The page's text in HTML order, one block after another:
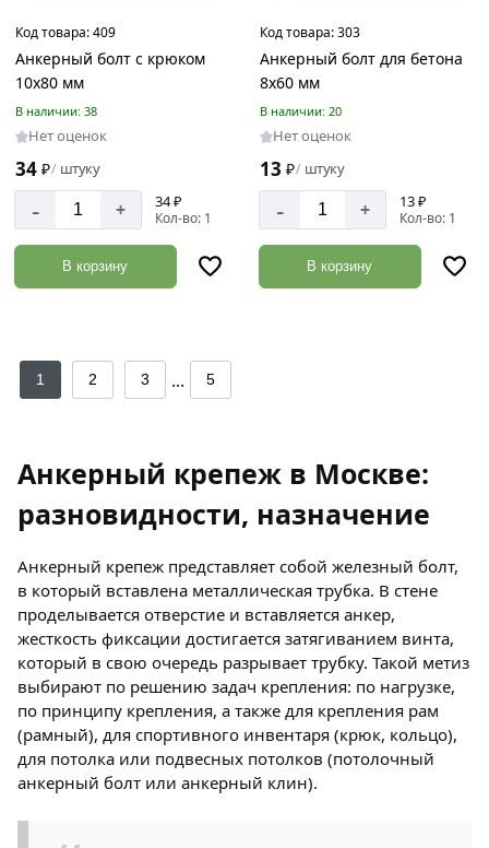
Код товара:409
Анкерный болт с крюком
10х80 мм
В наличии: 38
Нет оценок
34 ₽/ штуку
- + 34 ₽
Кол-во: 1
В корзину
Код товара:303
Анкерный болт для бетона
8х60 мм
В наличии: 20
Нет оценок
13 ₽/ штуку
- + 13 ₽
Кол-во: 1
В корзину
1 2 3 ... 5
Анкерный крепеж в Москве:
разновидности, назначение
Анкерный крепеж представляет собой железный болт,
в который вставлена ​​металлическая трубка. В стене
проделывается отверстие и вставляется анкер,
жесткость фиксации достигается затягиванием винта,
который в свою очередь разрывает трубку. Такой метиз
выбирают по решению задач крепления: по нагрузке,
по принципу крепления, а также для крепления рам
(рамный), для спортивного инвентаря (крюк, кольцо),
для потолка или подвесных потолков (потолочный
анкерный болт или анкерный клин).